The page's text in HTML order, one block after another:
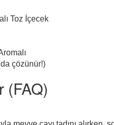
Toz İçecek
çözünür!)
(FAQ)